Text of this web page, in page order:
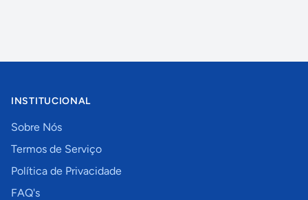
INSTITUCIONAL
Sobre Nós
Termos de Serviço
Política de Privacidade
FAQ's